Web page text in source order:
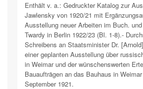
Enthält v. a.: Gedruckter Katalog zur
Jawlensky von 1920/21 mit
Ausstellung neuer Arbeiten im Buch.
Twardy in Berlin 1922/23 (Bl. 1-8).-
Schreibens an Staatsminister Dr.
einer geplanten Ausstellung über
in Weimar und der wünschenswerten
Bauaufträgen an das Bauhaus in
September 1921.